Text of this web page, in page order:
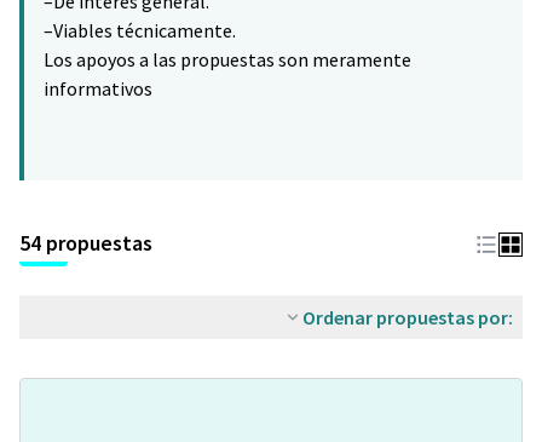
–Viables técnicamente.
Los apoyos a las propuestas son meramente
informativos
54 propuestas
Ordenar propuestas por: